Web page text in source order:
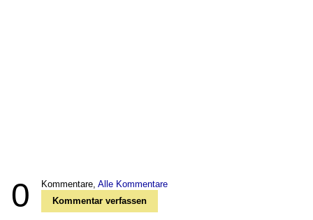
0 Kommentare, Alle Kommentare
Kommentar verfassen